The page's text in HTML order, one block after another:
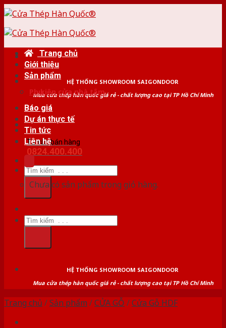
Skip
content
HỆ THỐNG SHOWROOM SAIGONDOOR
Mua cửa thép hàn quốc giá rẻ - chất lượng cao tại TP Hồ Chí Minh
Tư vấn bán hàng
0824.400.400
Tìm
kiếm:
Trang chủ
Giới thiệu
Sản phẩm
Phụ kiện cửa nhà tắm
Báo giá
Dự án thực tế
Tin tức
Liên hệ
Chưa có sản phẩm trong giỏ hàng.
Tìm
kiếm:
HỆ THỐNG SHOWROOM SAIGONDOOR
Mua cửa thép hàn quốc giá rẻ - chất lượng cao tại TP Hồ Chí Minh
Trang chủ /Sản phẩm /CỬA GỖ /Cửa Gỗ HDF